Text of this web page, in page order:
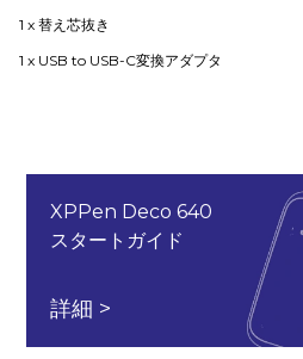
1 x 替え芯抜き
1 x USB to USB-C変換アダプタ
XPPen Deco 640
スタートガイド
詳細 >